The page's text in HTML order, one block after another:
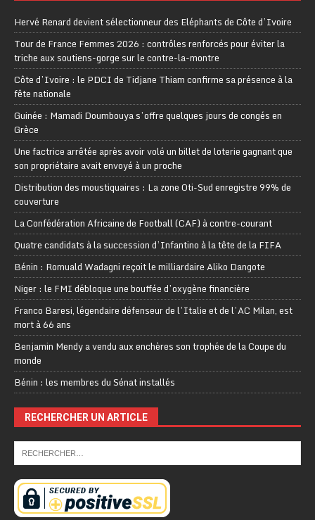
Hervé Renard devient sélectionneur des Eléphants de Côte d’Ivoire
Tour de France Femmes 2026 : contrôles renforcés pour éviter la
triche aux soutiens-gorge sur le contre-la-montre
Côte d’Ivoire : le PDCI de Tidjane Thiam confirme sa présence à la
fête nationale
Guinée : Mamadi Doumbouya s’offre quelques jours de congés en
Grèce
Une factrice arrêtée après avoir volé un billet de loterie gagnant que
son propriétaire avait envoyé à un proche
Distribution des moustiquaires : La zone Oti-Sud enregistre 99% de
couverture
La Confédération Africaine de Football (CAF) à contre-courant
Quatre candidats à la succession d’Infantino à la tête de la FIFA
Bénin : Romuald Wadagni reçoit le milliardaire Aliko Dangote
Niger : le FMI débloque une bouffée d’oxygène financière
Franco Baresi, légendaire défenseur de l’Italie et de l’AC Milan, est
mort à 66 ans
Benjamin Mendy a vendu aux enchères son trophée de la Coupe du
monde
Bénin : les membres du Sénat installés
RECHERCHER UN ARTICLE